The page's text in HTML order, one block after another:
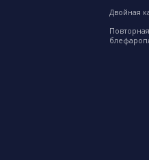
Двойная
Повторная